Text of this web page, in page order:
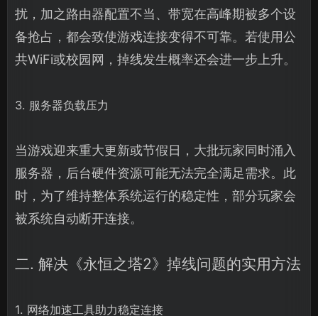
扰，加之路由器配置不当、带宽在高峰期被多个设
备抢占，都会致使游戏连接变得不可靠。若使用公
共WiFi或校园网，掉线发生概率还会进一步上升。
3. 服务器负载压力
当游戏迎来重大更新或节假日，大批玩家同时涌入
服务器，后台硬件资源可能无法完全满足需求。此
时，为了维持整体系统运行的稳定性，部分玩家会
被系统自动断开连接。
二. 解决《永恒之塔2》掉线问题的实用方法
1. 网络加速工具助力稳定连接